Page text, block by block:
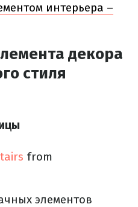
интерьера –
декора
стиля
from
элементов